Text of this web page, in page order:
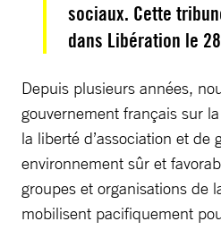
sociaux. Cette
dans Libération le
Depuis plusieurs années,
gouvernement français sur
la liberté d’association et de
environnement sûr et
groupes et organisations de
mobilisent pacifiquement